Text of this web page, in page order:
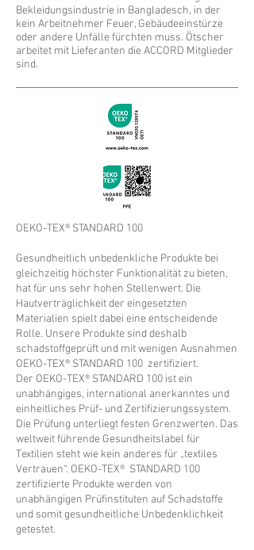
Bekleidungsindustrie in Bangladesch, in der
kein Arbeitnehmer Feuer, Gebäudeeinstürze
oder andere Unfälle fürchten muss. Ötscher
arbeitet mit Lieferanten die ACCORD Mitglieder
sind.
OEKO-TEX® STANDARD 100
Gesundheitlich unbedenkliche Produkte bei
gleichzeitig höchster Funktionalität zu bieten,
hat für uns sehr hohen Stellenwert. Die
Hautverträglichkeit der eingesetzten
Materialien spielt dabei eine entscheidende
Rolle. Unsere Produkte sind deshalb
schadstoffgeprüft und mit wenigen Ausnahmen
OEKO-TEX® STANDARD 100 zertifiziert.
Der OEKO-TEX® STANDARD 100 ist ein
unabhängiges, international anerkanntes und
einheitliches Prüf- und Zertifizierungssystem.
Die Prüfung unterliegt festen Grenzwerten. Das
weltweit führende Gesundheitslabel für
Textilien steht wie kein anderes für „textiles
Vertrauen“. OEKO-TEX® STANDARD 100
zertifizierte Produkte werden von
unabhängigen Prüfinstituten auf Schadstoffe
und somit gesundheitliche Unbedenklichkeit
getestet.